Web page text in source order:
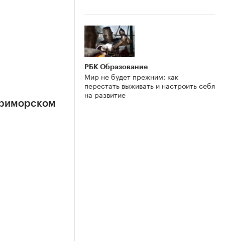
РБК Образование
Мир не будет прежним: как
перестать выживать и настроить себя
на развитие